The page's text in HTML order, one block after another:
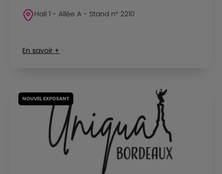
Hall 1 - Allée A - Stand n° 2210
En savoir +
NOUVEL EXPOSANT